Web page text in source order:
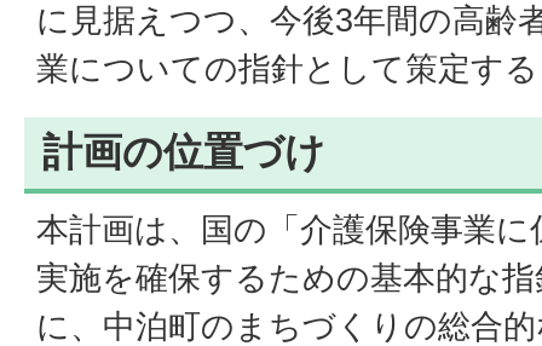
に見据えつつ、今後3年間の高齢
業についての指針として策定す
計画の位置づけ
本計画は、国の「介護保険事業
実施を確保するための基本的な
に、中泊町のまちづくりの総合